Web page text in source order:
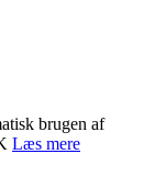
brugen af
Læs mere